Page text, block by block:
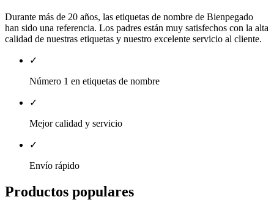
Durante más de 20 años, las etiquetas de nombre de Bienpegado
han sido una referencia. Los padres están muy satisfechos con la alta
calidad de nuestras etiquetas y nuestro excelente servicio al cliente.
✓
Número 1 en etiquetas de nombre
✓
Mejor calidad y servicio
✓
Envío rápido
Productos populares